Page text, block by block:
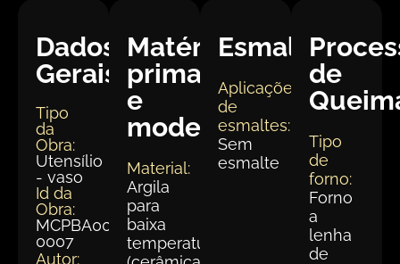
Dados
Gerais:
Tipo
da
Obra:
Utensílio
- vaso
Id da
Obra:
MCPBA001-
0007
Autor:
Matéria
prima
e
modelagem
Material:
Argila
para
baixa
temperatura
Esmaltação
Aplicações
de
esmaltes:
Sem
esmalte
de
Tipo
de
forno:
Forno
a
lenha
de